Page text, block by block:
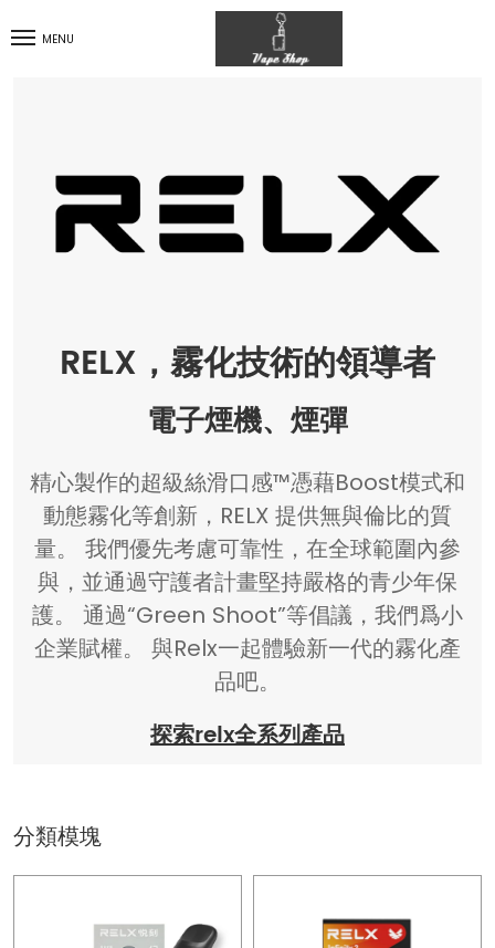
MENU
RELX，霧化技術的領導者
電子煙機、煙彈
精心製作的超級絲滑口感™憑藉Boost模式和
動態霧化等創新，RELX 提供無與倫比的質
量。 我們優先考慮可靠性，在全球範圍內參
與，並通過守護者計畫堅持嚴格的青少年保
護。 通過“Green Shoot”等倡議，我們爲小
企業賦權。 與Relx一起體驗新一代的霧化產
品吧。
探索relx全系列產品
分類模塊